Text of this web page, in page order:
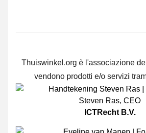
Thuiswinkel.org è l'associazione
vendono prodotti e/o servizi
Steven Ras, CEO
ICTRecht B.V.